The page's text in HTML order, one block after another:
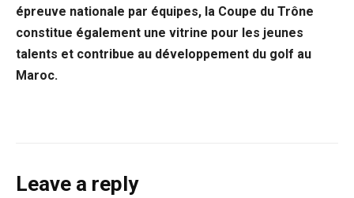
épreuve nationale par équipes, la Coupe du Trône
constitue également une vitrine pour les jeunes
talents et contribue au développement du golf au
Maroc.
Leave a reply